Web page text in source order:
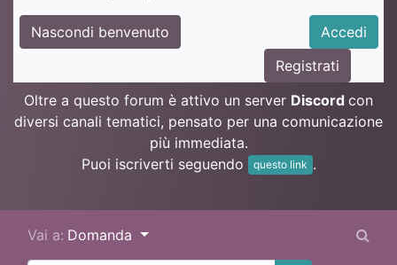
Nascondi benvenuto
Accedi
Registrati
Oltre a questo forum è attivo un server Discord con
diversi canali tematici, pensato per una comunicazione
più immediata.
Puoi iscriverti seguendo
questo link .
Vai a: Domanda